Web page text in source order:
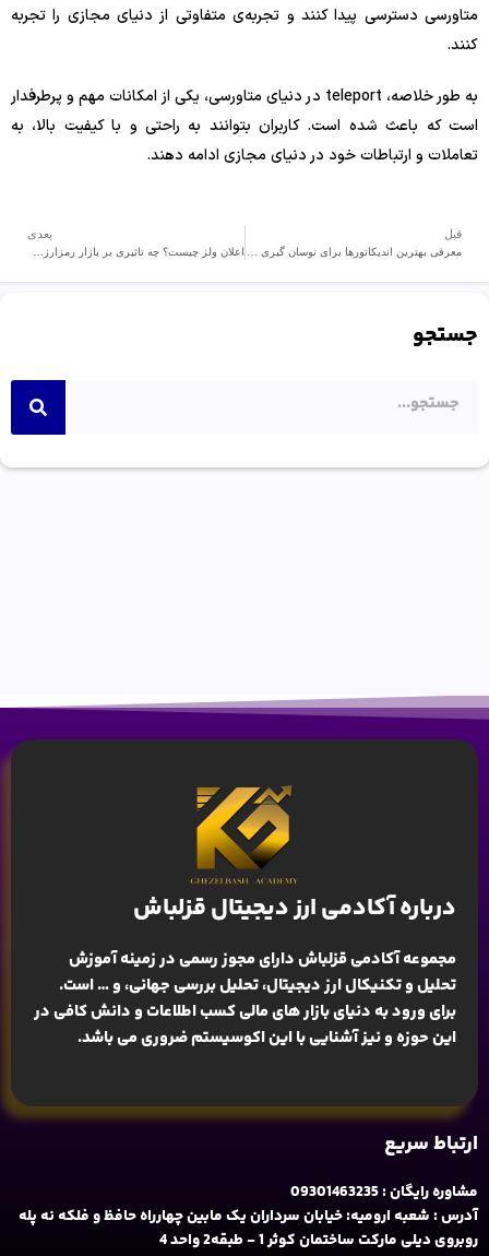
متاورسی دسترسی پیدا کنند و تجربه‌ی متفاوتی از دنیای مجازی را تجربه
کنند.
به طور خلاصه، teleport در دنیای متاورسی، یکی از امکانات مهم و پرطرفدار
است که باعث شده است. کاربران بتوانند به راحتی و با کیفیت بالا، به
تعاملات و ارتباطات خود در دنیای مجازی ادامه دهند.
قبل
معرفی بهترین اندیکاتورها برای نوسان گیری ساعتی و روزانه
بعدی
اعلان ولز چیست؟ چه تاثیری بر بازار رمزارزها دارند ؟
جستجو
درباره آکادمی ارز دیجیتال قزلباش
مجموعه آکادمی قزلباش دارای مجوز رسمی در زمینهآموزش
تحلیل و تکنیکال ارز دیجیتال، تحلیل بررسی جهانی، و … است.
برای ورود به دنیای بازار های مالی کسب اطلاعات و دانش کافی در
این حوزه و نیز آشنایی با این اکوسیستم ضروری می باشد.
ارتباط سریع
مشاوره رایگان : 09301463235
آدرس : شعبه ارومیه: خیابان سرداران یک مابین چهارراه حافظ و فلکه نه پله
روبروی دیلی مارکت ساختمان کوثر 1 - طبقه2 واحد 4